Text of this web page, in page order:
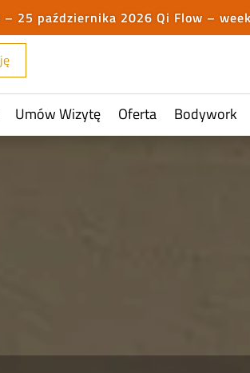
– 25 października 2026 Qi Flow –
Umów Wizytę Oferta Bodywork